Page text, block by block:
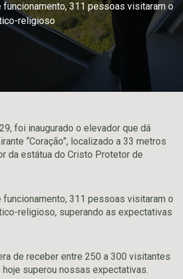
funcionamento, 311 pessoas visitaram o
religioso
foi inaugurado o elevador que dá
“Coração”, localizado a 33 metros
da estátua do Cristo Protetor de
funcionamento, 311 pessoas visitaram o
religioso, superando as expectativas
de receber entre 250 a 300 visitantes
hoje superou nossas expectativas.